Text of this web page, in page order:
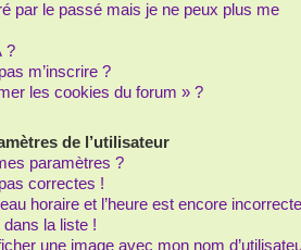
par le passé mais je ne peux plus me
?
m’inscrire ?
les cookies du forum » ?
de l’utilisateur
paramètres ?
correctes !
horaire et l’heure est encore
dans la liste !
une image avec mon nom